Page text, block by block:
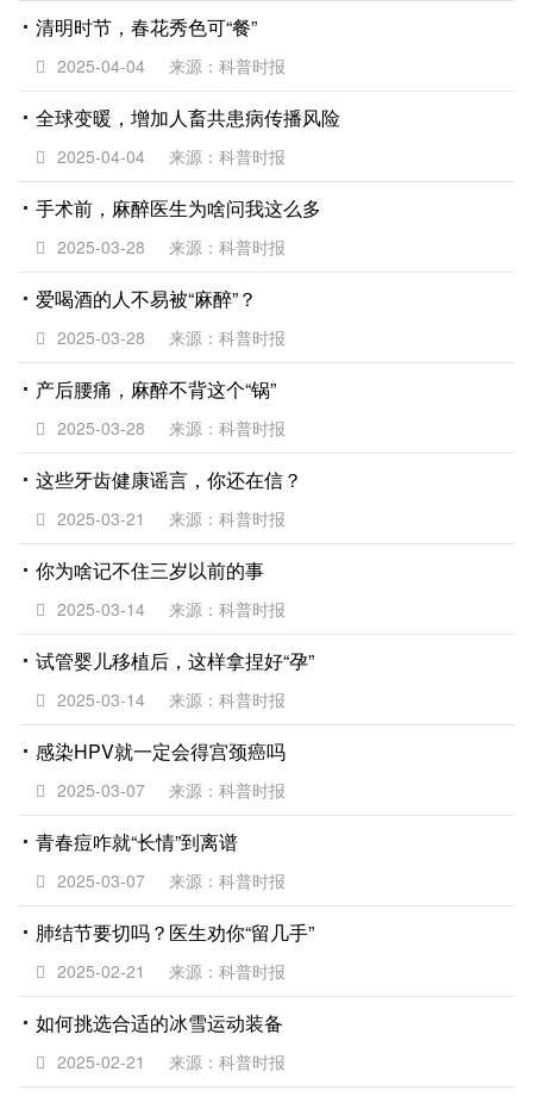
清明时节，春花秀色可“餐”
2025-04-04 来源：科普时报
全球变暖，增加人畜共患病传播风险
2025-04-04 来源：科普时报
手术前，麻醉医生为啥问我这么多
2025-03-28 来源：科普时报
爱喝酒的人不易被“麻醉”？
2025-03-28 来源：科普时报
产后腰痛，麻醉不背这个“锅”
2025-03-28 来源：科普时报
这些牙齿健康谣言，你还在信？
2025-03-21 来源：科普时报
你为啥记不住三岁以前的事
2025-03-14 来源：科普时报
试管婴儿移植后，这样拿捏好“孕”
2025-03-14 来源：科普时报
感染HPV就一定会得宫颈癌吗
2025-03-07 来源：科普时报
青春痘咋就“长情”到离谱
2025-03-07 来源：科普时报
肺结节要切吗？医生劝你“留几手”
2025-02-21 来源：科普时报
如何挑选合适的冰雪运动装备
2025-02-21 来源：科普时报